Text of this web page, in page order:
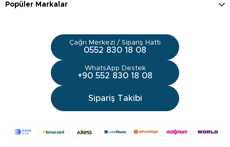
Popüler Markalar
Çağrı Merkezi / Sipariş Hattı
0552 830 18 08
WhatsApp Destek
+90 552 830 18 08
Sipariş Takibi